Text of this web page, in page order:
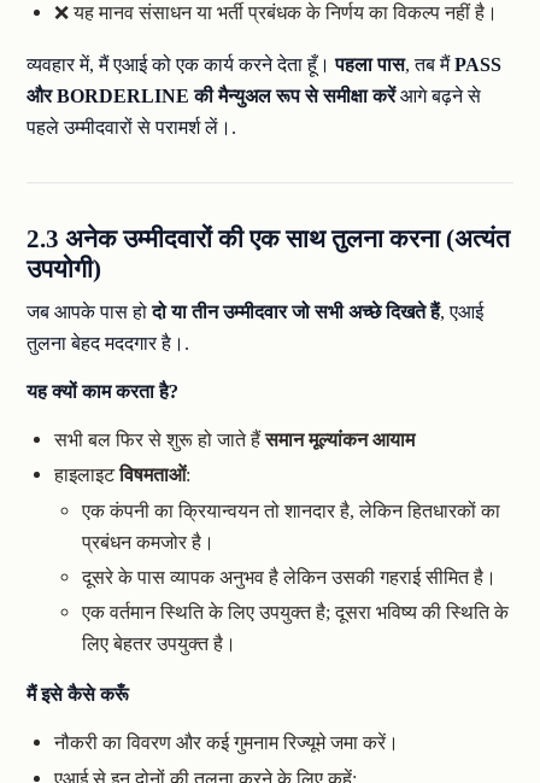
❌ यह मानव संसाधन या भर्ती प्रबंधक के निर्णय का विकल्प नहीं है।
व्यवहार में, मैं एआई को एक कार्य करने देता हूँ।पहला पास, तब मैंPASS
और BORDERLINE की मैन्युअल रूप से समीक्षा करेंआगे बढ़ने से
पहले उम्मीदवारों से परामर्श लें।.
2.3 अनेक उम्मीदवारों की एक साथ तुलना करना (अत्यंत
उपयोगी)
जब आपके पास होदो या तीन उम्मीदवार जो सभी अच्छे दिखते हैं, एआई
तुलना बेहद मददगार है।.
यह क्यों काम करता है?
सभी बल फिर से शुरू हो जाते हैंसमान मूल्यांकन आयाम
हाइलाइटविषमताओं:
एक कंपनी का क्रियान्वयन तो शानदार है, लेकिन हितधारकों का
प्रबंधन कमजोर है।
दूसरे के पास व्यापक अनुभव है लेकिन उसकी गहराई सीमित है।
एक वर्तमान स्थिति के लिए उपयुक्त है; दूसरा भविष्य की स्थिति के
लिए बेहतर उपयुक्त है।
मैं इसे कैसे करूँ
नौकरी का विवरण और कई गुमनाम रिज्यूमे जमा करें।
एआई से इन दोनों की तुलना करने के लिए कहें: